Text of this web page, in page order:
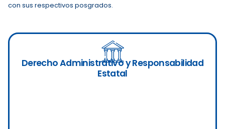
con sus respectivos posgrados.
Derecho Administrativo y Responsabilidad
Estatal